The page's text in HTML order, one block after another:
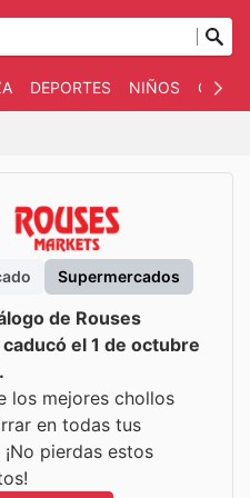
DEPORTES NIÑOS
Supermercados
de Rouses
el 1 de octubre
los mejores chollos
en todas tus
pierdas estos